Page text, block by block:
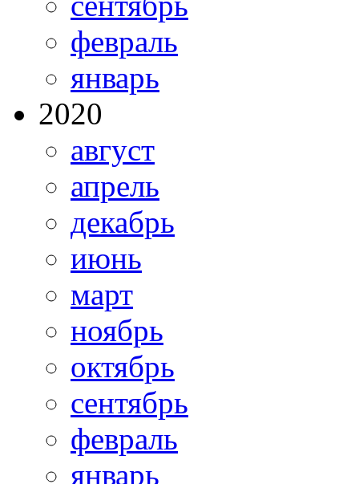
февраль
январь
2020
август
апрель
декабрь
июнь
март
ноябрь
октябрь
сентябрь
февраль
январь